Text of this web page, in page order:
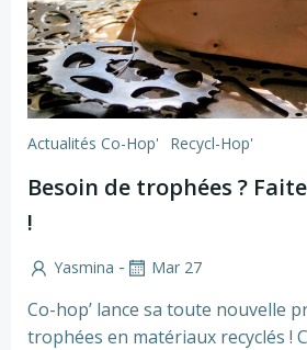
Actualités Co-Hop' Recycl-Hop'
Besoin de trophées ?
!
Yasmina - Mar 27
Co-hop’ lance sa toute nouvelle
trophées en matériaux recyclés !